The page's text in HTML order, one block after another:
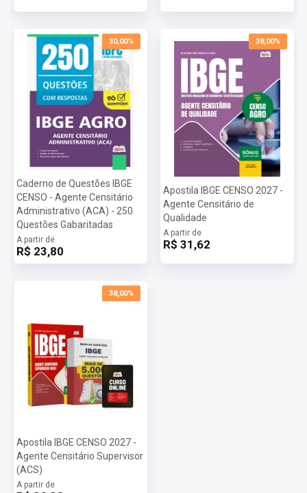
30,00%
Caderno de Questões IBGE
CENSO - Agente Censitário
Administrativo (ACA) - 250
Questões Gabaritadas
A partir de
R$ 23,80
38,00%
Apostila IBGE CENSO 2027 -
Agente Censitário de
Qualidade
A partir de
R$ 31,62
38,00%
Apostila IBGE CENSO 2027 -
Agente Censitário Supervisor
(ACS)
A partir de